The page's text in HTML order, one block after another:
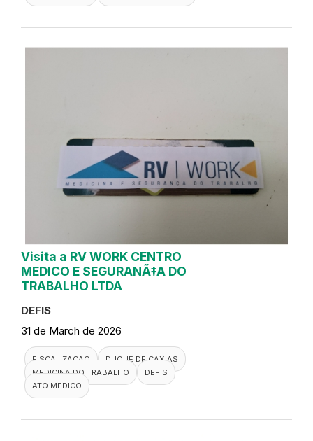
Visita a RV WORK CENTRO
MEDICO E SEGURANÃ‡A DO
TRABALHO LTDA
DEFIS
31 de March de 2026
FISCALIZACAO
DUQUE DE CAXIAS
MEDICINA DO TRABALHO
DEFIS
ATO MEDICO